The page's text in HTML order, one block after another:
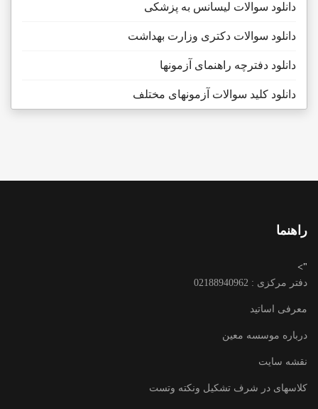
دانلود سوالات لیسانس به پزشکی
دانلود سوالات دکتری وزارت بهداشت
دانلود دفترچه راهنمای آزمونها
دانلود کلید سوالات آزمونهای مختلف
راهنما
">
دفتر مرکزی : 02188940962
معرفی اساتید
درباره موسسه معین
نقشه سایت
کلاسهای در شرف تشکیل ونکته وتست